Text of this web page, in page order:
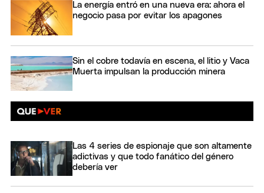
La energía entró en una nueva era: ahora el
negocio pasa por evitar los apagones
Sin el cobre todavía en escena, el litio y Vaca
Muerta impulsan la producción minera
Las 4 series de espionaje que son altamente
adictivas y que todo fanático del género
debería ver